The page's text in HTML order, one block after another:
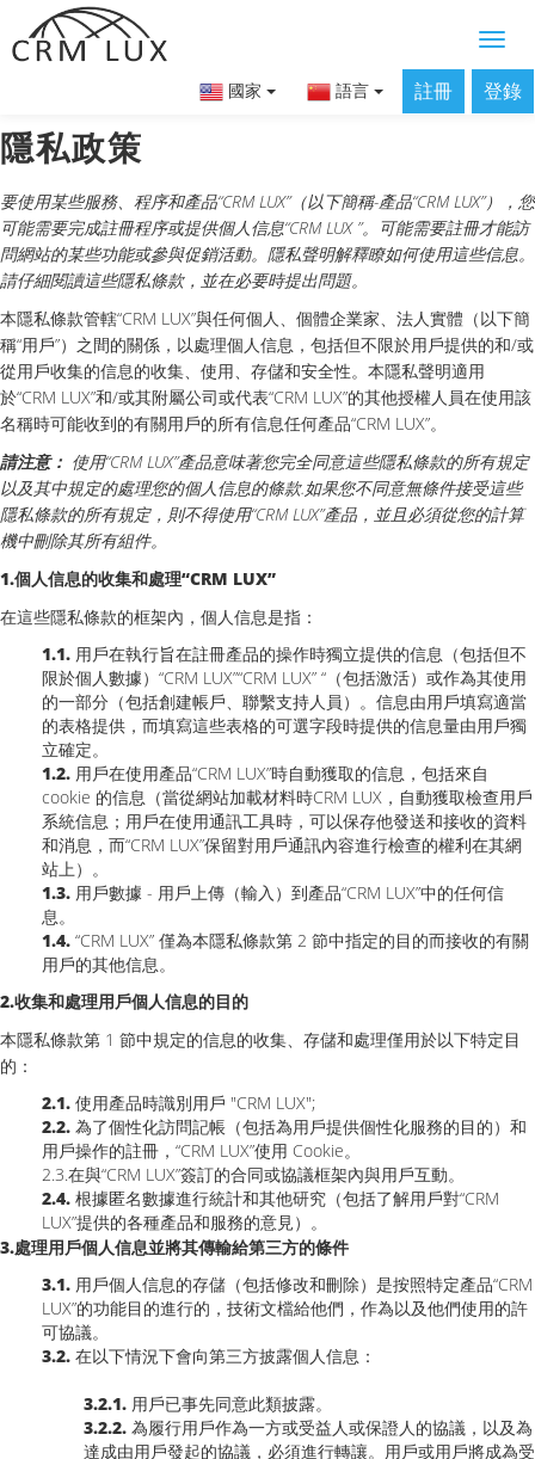
國家 語言 註冊 登錄
隱私政策
要使用某些服務、程序和產品“CRM LUX”（以下簡稱-產品“CRM LUX”），您
可能需要完成註冊程序或提供個人信息“CRM LUX ”。可能需要註冊才能訪
問網站的某些功能或參與促銷活動。隱私聲明解釋瞭如何使用這些信息。
請仔細閱讀這些隱私條款，並在必要時提出問題。
本隱私條款管轄“CRM LUX”與任何個人、個體企業家、法人實體（以下簡
稱“用戶”）之間的關係，以處理個人信息，包括但不限於用戶提供的和/或
從用戶收集的信息的收集、使用、存儲和安全性。本隱私聲明適用
於“CRM LUX”和/或其附屬公司或代表“CRM LUX”的其他授權人員在使用該
名稱時可能收到的有關用戶的所有信息任何產品“CRM LUX”。
請注意： 使用“CRM LUX”產品意味著您完全同意這些隱私條款的所有規定
以及其中規定的處理您的個人信息的條款.如果您不同意無條件接受這些
隱私條款的所有規定，則不得使用“CRM LUX”產品，並且必須從您的計算
機中刪除其所有組件。
1.個人信息的收集和處理“CRM LUX”
在這些隱私條款的框架內，個人信息是指：
1.1. 用戶在執行旨在註冊產品的操作時獨立提供的信息（包括但不
限於個人數據）“CRM LUX”“CRM LUX” “（包括激活）或作為其使用
的一部分（包括創建帳戶、聯繫支持人員）。信息由用戶填寫適當
的表格提供，而填寫這些表格的可選字段時提供的信息量由用戶獨
立確定。
1.2. 用戶在使用產品“CRM LUX”時自動獲取的信息，包括來自
cookie 的信息（當從網站加載材料時CRM LUX，自動獲取檢查用戶
系統信息；用戶在使用通訊工具時，可以保存他發送和接收的資料
和消息，而“CRM LUX”保留對用戶通訊內容進行檢查的權利在其網
站上）。
1.3. 用戶數據 - 用戶上傳（輸入）到產品“CRM LUX”中的任何信
息。
1.4. “CRM LUX” 僅為本隱私條款第 2 節中指定的目的而接收的有關
用戶的其他信息。
2.收集和處理用戶個人信息的目的
本隱私條款第 1 節中規定的信息的收集、存儲和處理僅用於以下特定目
的：
2.1. 使用產品時識別用戶 "CRM LUX";
2.2. 為了個性化訪問記帳（包括為用戶提供個性化服務的目的）和
用戶操作的註冊，“CRM LUX”使用 Cookie。
2.3.在與“CRM LUX”簽訂的合同或協議框架內與用戶互動。
2.4. 根據匿名數據進行統計和其他研究（包括了解用戶對“CRM
LUX”提供的各種產品和服務的意見）。
3.處理用戶個人信息並將其傳輸給第三方的條件
3.1. 用戶個人信息的存儲（包括修改和刪除）是按照特定產品“CRM
LUX”的功能目的進行的，技術文檔給他們，作為以及他們使用的許
可協議。
3.2. 在以下情況下會向第三方披露個人信息：
3.2.1. 用戶已事先同意此類披露。
3.2.2. 為履行用戶作為一方或受益人或保證人的協議，以及為
達成由用戶發起的協議，必須進行轉讓。用戶或用戶將成為受